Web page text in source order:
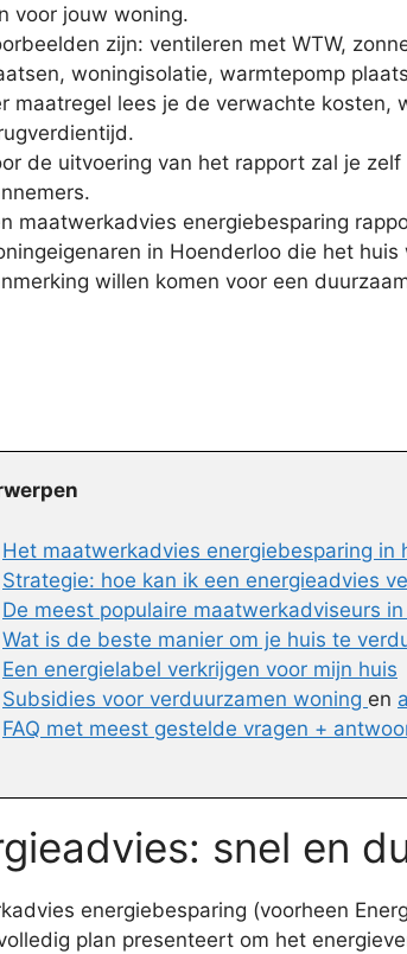
voor jouw woning.
zijn: ventileren met WTW,
woningisolatie, warmtepomp
maatregel lees je de verwachte kosten,
de uitvoering van het rapport zal je
maatwerkadvies energiebesparing
in Hoenderloo die het
willen komen voor een
Het maatwerkadvies energiebesparing in
Strategie: hoe kan ik een energieadvies
De meest populaire maatwerkadviseurs
Wat is de beste manier om je huis te
Een energielabel verkrijgen voor mijn huis
Subsidies voor verduurzamen woning en
FAQ met meest gestelde vragen +
snel en
energiebesparing (voorheen
plan presenteert om het